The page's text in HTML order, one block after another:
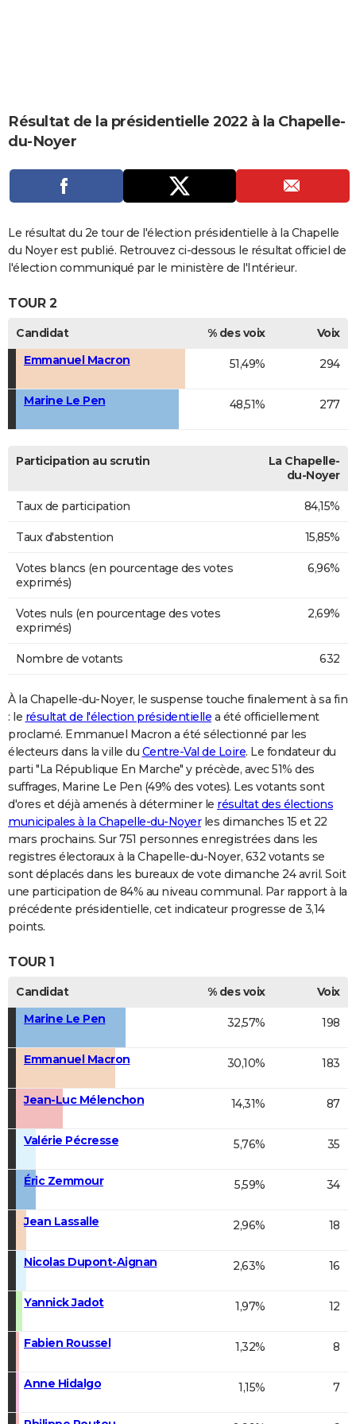
CARTE DE VOEUX
Carte de Noël
Carte Bonne année
Carte Saint-Valentin
Carte Pâques
Carte d'anniversaire
DICTIONNAIRE
Dictionnaire
Biographies
Expressions
Proverbes
PROGRAMME TV
S'inscrire
Se connecter
Lycées
Collèges
Primaires
Universités
Entreprises
Service militaire
Avis de recherche
AVIS DE DÉCÈS
Bricolage
Lifestyle
Culture
Sport
Auto
Television
Voyage
Cinema
Résultat de la présidentielle 2022 à la Chapelle-
du-Noyer
Le résultat du 2e tour de l'élection présidentielle à la Chapelle
du Noyer est publié. Retrouvez ci-dessous le résultat officiel de
l'élection communiqué par le ministère de l'Intérieur.
TOUR 2
Candidat % des voix
Voix
Emmanuel Macron
51,49% 294
Marine Le Pen 48,51% 277
Participation au scrutin
La Chapelle-
du-Noyer
Taux de participation 84,15%
Taux d'abstention 15,85%
Votes blancs (en pourcentage des votes
exprimés)
6,96%
Votes nuls (en pourcentage des votes
exprimés)
2,69%
Nombre de votants 632
À la Chapelle-du-Noyer, le suspense touche finalement à sa fin
: le résultat de l'élection présidentielle a été officiellement
proclamé. Emmanuel Macron a été sélectionné par les
électeurs dans la ville du Centre-Val de Loire. Le fondateur du
parti "La République En Marche" y précède, avec 51% des
suffrages, Marine Le Pen (49% des votes). Les votants sont
d'ores et déjà amenés à déterminer le résultat des élections
municipales à la Chapelle-du-Noyerles dimanches 15 et 22
mars prochains. Sur 751 personnes enregistrées dans les
registres électoraux à la Chapelle-du-Noyer, 632 votants se
sont déplacés dans les bureaux de vote dimanche 24 avril. Soit
une participation de 84% au niveau communal. Par rapport à la
précédente présidentielle, cet indicateur progresse de 3,14
points.
TOUR 1
Candidat % des voix
Voix
Marine Le Pen
32,57% 198
Emmanuel Macron 30,10% 183
Jean-Luc Mélenchon 14,31% 87
Valérie Pécresse 5,76% 35
Éric Zemmour 5,59% 34
Jean Lassalle 2,96% 18
Nicolas Dupont-Aignan 2,63% 16
Yannick Jadot 1,97% 12
Fabien Roussel 1,32% 8
Anne Hidalgo 1,15% 7